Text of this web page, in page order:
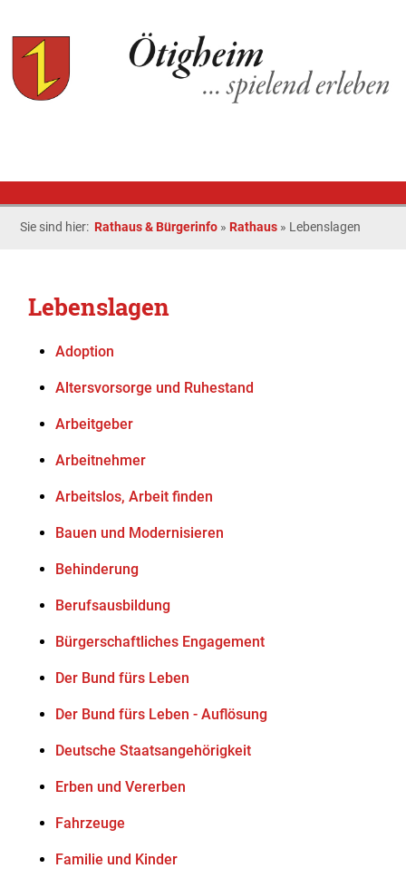
Sie sind hier: Rathaus & Bürgerinfo » Rathaus » Lebenslagen
Lebenslagen
Adoption
Altersvorsorge und Ruhestand
Arbeitgeber
Arbeitnehmer
Arbeitslos, Arbeit finden
Bauen und Modernisieren
Behinderung
Berufsausbildung
Bürgerschaftliches Engagement
Der Bund fürs Leben
Der Bund fürs Leben - Auflösung
Deutsche Staatsangehörigkeit
Erben und Vererben
Fahrzeuge
Familie und Kinder